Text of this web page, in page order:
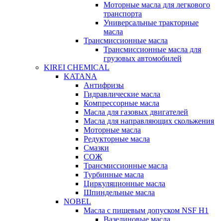
Моторные масла для легкового
транспорта
Универсальные тракторные
масла
Трансмиссионные масла
Трансмиссионные масла для
грузовых автомобилей
KIREI CHEMICAL
KATANA
Антифризы
Гидравлические масла
Компрессорные масла
Масла для газовых двигателей
Масла для направляющих скольжения
Моторные масла
Редукторные масла
Смазки
СОЖ
Трансмиссионные масла
Турбинные масла
Циркуляционные масла
Шпиндельные масла
NOBEL
Масла с пищевым допуском NSF H1
Вазелиновые масла